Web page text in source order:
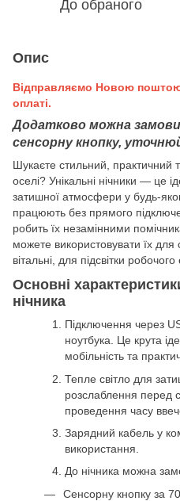
До обраного
Опис
Відправляємо Новою поштою
оплаті.
Додатково можна
сенсорну кнопку,
Шукаєте стильний, практичний
оселі? Унікальні нічники — це
затишної атмосфери у будь-
працюють без прямого
робить їх незамінними
можете використовувати їх для
вітальні, для підсвітки робочого
Основні
нічника
Підключення через
ноутбука. Це крута
мобільність та
Тепле світло для
розслаблення перед
проведення часу
Зарядний кабель у
використання.
До нічника можна
Сенсорну кнопку за